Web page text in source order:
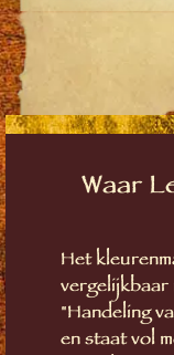
Waar
Het
vergelijkbaar
"Handeling
en staat vol